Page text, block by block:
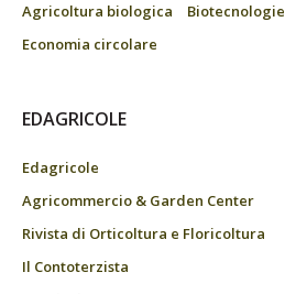
Agricoltura biologica
Biotecnologie
Economia circolare
EDAGRICOLE
Edagricole
Agricommercio & Garden Center
Rivista di Orticoltura e Floricoltura
Il Contoterzista